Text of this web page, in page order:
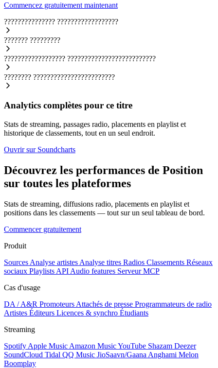
Commencez gratuitement maintenant
??????????????? ??????????????????
??????? ?????????
?????????????????? ??????????????????????????
???????? ????????????????????????
Analytics complètes pour ce titre
Stats de streaming, passages radio, placements en playlist et
historique de classements, tout en un seul endroit.
Ouvrir sur Soundcharts
Découvrez les performances de Position
sur toutes les plateformes
Stats de streaming, diffusions radio, placements en playlist et
positions dans les classements — tout sur un seul tableau de bord.
Commencer gratuitement
Produit
Sources Analyse artistes Analyse titres Radios Classements Réseaux
sociaux Playlists API Audio features Serveur MCP
Cas d'usage
DA / A&R Promoteurs Attachés de presse Programmateurs de radio
Artistes Éditeurs Licences & synchro Étudiants
Streaming
Spotify Apple Music Amazon MusicYouTube Shazam Deezer
SoundCloud Tidal QQ Music JioSaavn/Gaana Anghami Melon
Boomplay